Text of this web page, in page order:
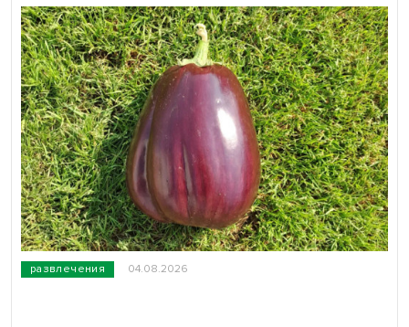
развлечения 04.08.2026